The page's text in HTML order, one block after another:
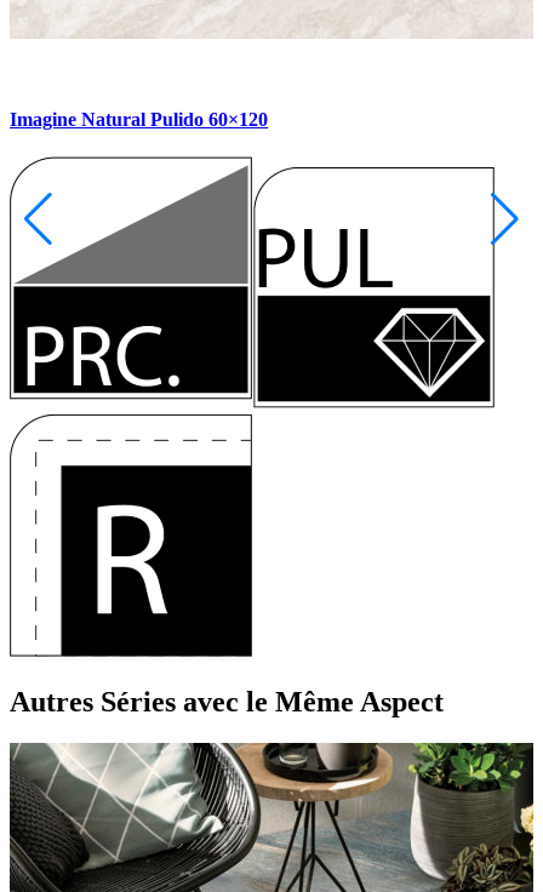
Imagine Natural Pulido 60×120
Autres Séries avec le Même Aspect